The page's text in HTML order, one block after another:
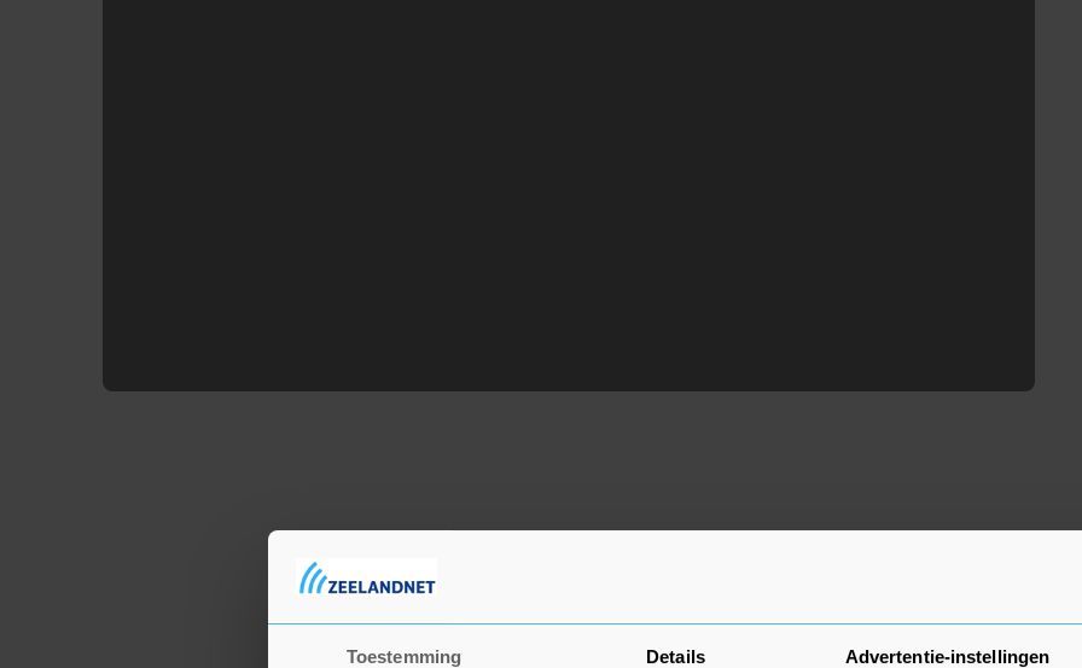
Toestemming Details Advertentie-instellingen